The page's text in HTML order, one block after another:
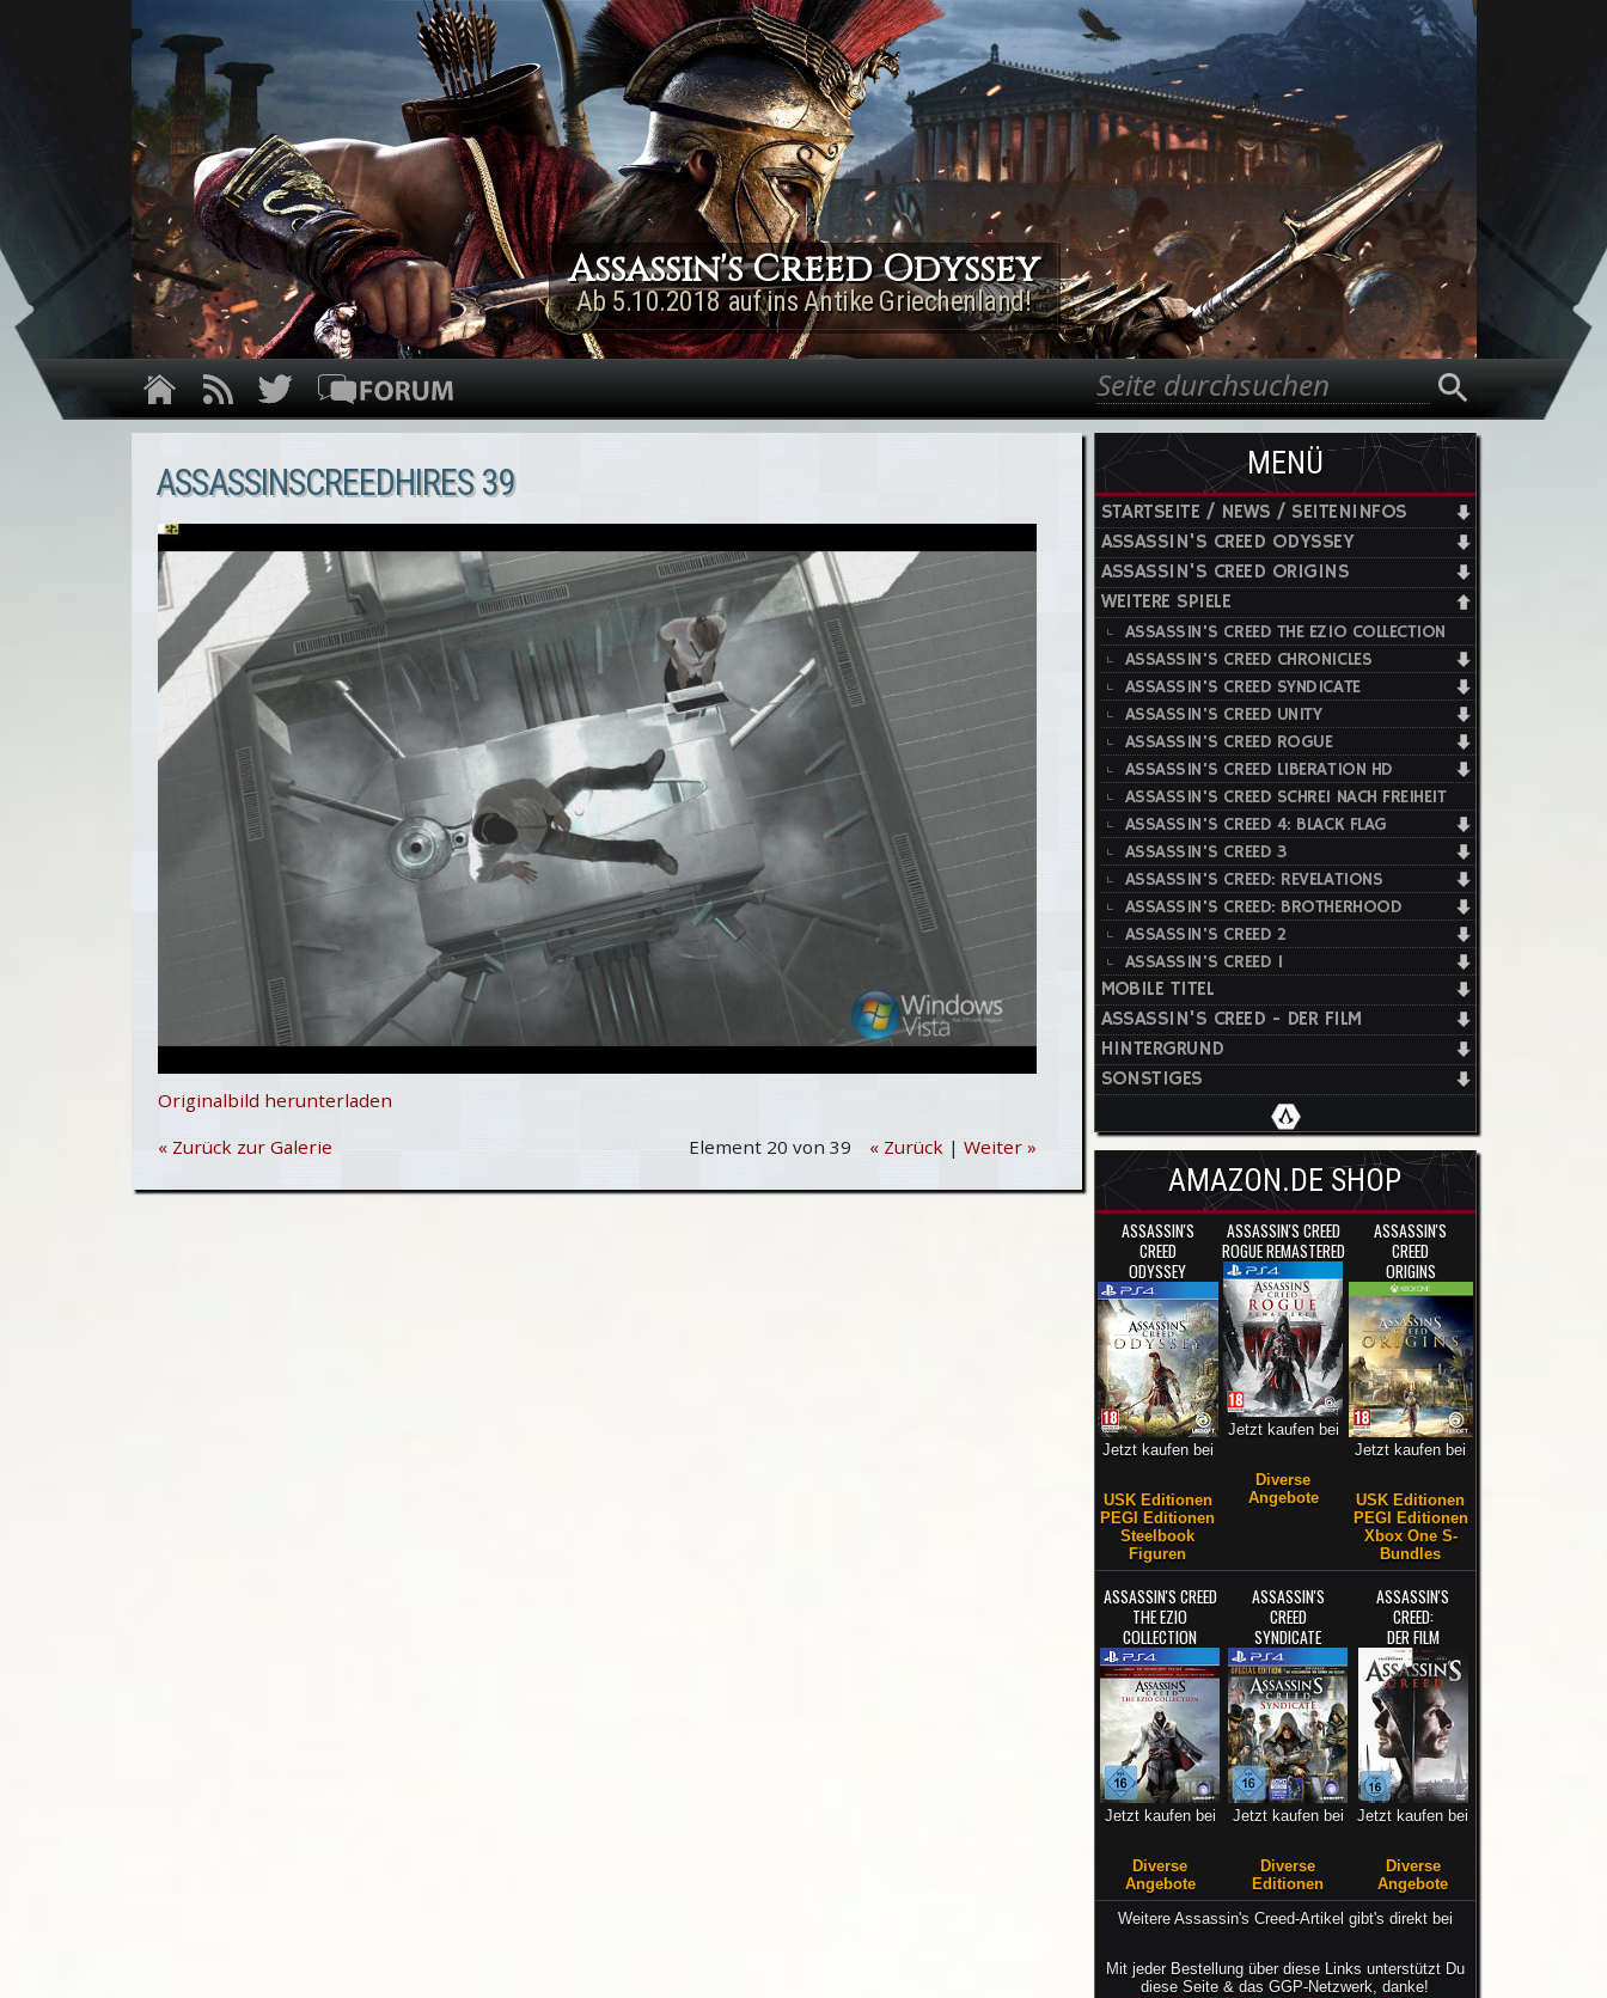
Direkt zum Inhalt
Assassin's Creed Rogue
Remastered
Jetzt für PS4 & Xbox One!
Suchformular
Suche
ASSASSINSCREEDHIRES 39
Originalbild herunterladen
« Zurück zur Galerie
Element 20 von 39 « Zurück |Weiter »
MENÜ
STARTSEITE / NEWS / SEITENINFOS
ASSASSIN'S CREED ODYSSEY
ASSASSIN'S CREED ORIGINS
WEITERE SPIELE
ASSASSIN'S CREED THE EZIO COLLECTION
ASSASSIN'S CREED CHRONICLES
ASSASSIN'S CREED SYNDICATE
ASSASSIN'S CREED UNITY
ASSASSIN'S CREED ROGUE
ASSASSIN'S CREED LIBERATION HD
ASSASSIN'S CREED SCHREI NACH FREIHEIT
ASSASSIN'S CREED 4: BLACK FLAG
ASSASSIN'S CREED 3
ASSASSIN'S CREED: REVELATIONS
ASSASSIN'S CREED: BROTHERHOOD
ASSASSIN'S CREED 2
ASSASSIN'S CREED 1
MOBILE TITEL
ASSASSIN'S CREED - DER FILM
HINTERGRUND
SONSTIGES
AMAZON.DE SHOP
ASSASSIN'S
CREED
ODYSSEY
Jetzt kaufen bei
USK Editionen
PEGI Editionen
Steelbook
Figuren
ASSASSIN'S CREED
ROGUE REMASTERED
Jetzt kaufen bei
Diverse
Angebote
ASSASSIN'S
CREED
ORIGINS
Jetzt kaufen bei
USK Editionen
PEGI Editionen
Xbox One S-
Bundles
ASSASSIN'S CREED
THE EZIO
COLLECTION
Jetzt kaufen bei
Diverse
Angebote
ASSASSIN'S
CREED
SYNDICATE
Jetzt kaufen bei
Diverse
Editionen
ASSASSIN'S
CREED:
DER FILM
Jetzt kaufen bei
Diverse
Angebote
Weitere Assassin's Creed-Artikel gibt's direkt bei
Mit jeder Bestellung über diese Links unterstützt Du
diese Seite & das GGP-Netzwerk, danke!